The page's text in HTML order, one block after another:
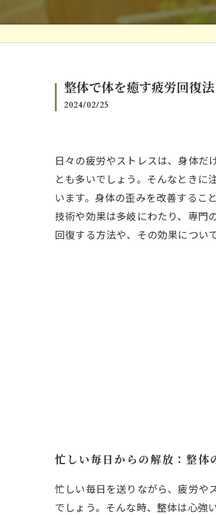
整体で体を癒す疲労回復法
2024/02/25
日々の疲労やストレスは、身体だ
とも多いでしょう。そんなときに
います。身体の歪みを改善するこ
技術や効果は多岐にわたり、専門
回復する方法や、その効果につい
忙しい毎日からの解放：整体
忙しい毎日を送りながら、疲労や
でしょう。そんな時、整体は心強